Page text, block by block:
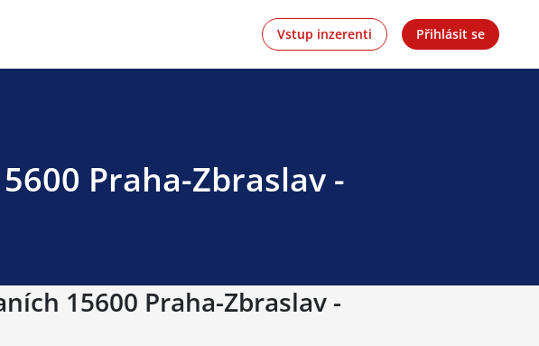
Vstup inzerenti Přihlásit se
Praha-Zbraslav -
15600 Praha-Zbraslav -